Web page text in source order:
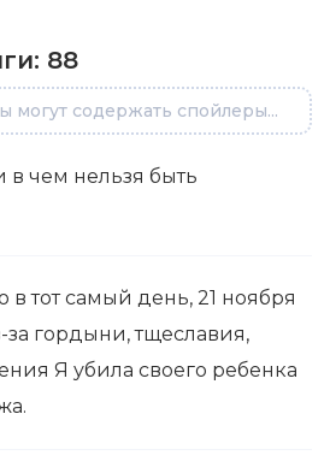
88
могут содержать спойлеры...
в чем нельзя быть
в тот самый день, 21 ноября
за гордыни, тщеславия,
Я убила своего ребенка